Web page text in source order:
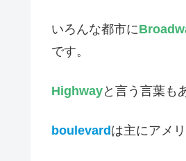
いろんな都市に
です。
Highwayと言う言葉も
boulevardは主にアメ